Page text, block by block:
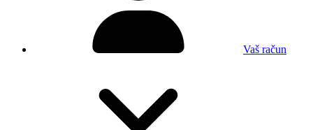
Vaš račun